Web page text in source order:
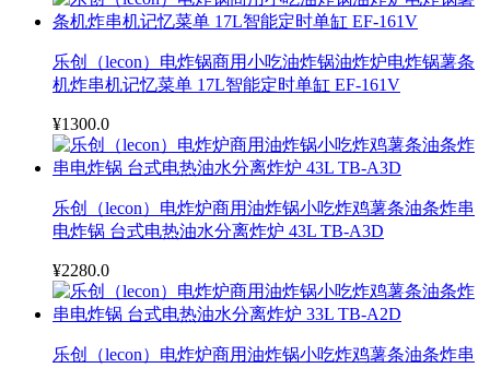
乐创（lecon）电炸锅商用小吃油炸锅油炸炉电炸锅薯条
机炸串机记忆菜单 17L智能定时单缸 EF-161V
¥1300.0
乐创（lecon）电炸炉商用油炸锅小吃炸鸡薯条油条炸串
电炸锅 台式电热油水分离炸炉 43L TB-A3D
¥2280.0
乐创（lecon）电炸炉商用油炸锅小吃炸鸡薯条油条炸串